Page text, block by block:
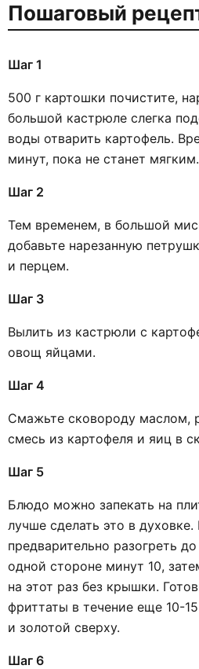
Пошаговый
Шаг 1
500 г картошки почистите,
большой кастрюле слегка
воды отварить картофель.
минут, пока не станет мягким.
Шаг 2
Тем временем, в большой
добавьте нарезанную
и перцем.
Шаг 3
Вылить из кастрюли с
овощ яйцами.
Шаг 4
Смажьте сковороду маслом,
смесь из картофеля и яиц в
Шаг 5
Блюдо можно запекать на
лучше сделать это в
предварительно разогреть
одной стороне минут 10,
на этот раз без крышки.
фриттаты в течение еще 10-
и золотой сверху.
Шаг 6